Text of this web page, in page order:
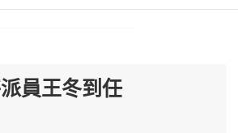
員王冬到任